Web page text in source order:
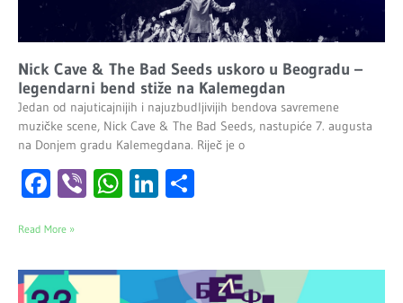
Nick Cave & The Bad Seeds uskoro u Beogradu –
legendarni bend stiže na Kalemegdan
Jedan od najuticajnijih i najuzbudljivijih bendova savremene
muzičke scene, Nick Cave & The Bad Seeds, nastupiće 7. augusta
na Donjem gradu Kalemegdana. Riječ je o
Facebook
ViberWhatsApp
LinkedIn
Read More »